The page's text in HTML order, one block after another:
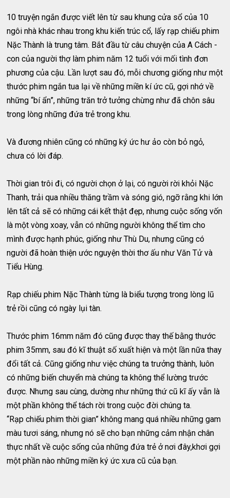
10 truyện ngắn được viết lên từ sau khung cửa sổ của 10
ngôi nhà khác nhau trong khu kiến trúc cổ, lấy rạp chiếu phim
Nặc Thành là trung tâm. Bắt đầu từ câu chuyện của A Cách -
con của người thợ làm phim năm 12 tuổi với mối tình đơn
phương của cậu. Lần lượt sau đó, mỗi chương giống như một
thước phim ngắn tua lại về những miền kí ức cũ, gợi nhớ về
những “bí ẩn”, những trăn trở tưởng chừng như đã chôn sâu
trong lòng những đứa trẻ trong khu.
Và đương nhiên cũng có những ký ức hư ảo còn bỏ ngỏ,
chưa có lời đáp.
Thời gian trôi đi, có người chọn ở lại, có người rời khỏi Nặc
Thanh, trải qua nhiều thăng trầm và sóng gió, ngỡ rằng khi lớn
lên tất cả sẽ có những cái kết thật đẹp, nhưng cuộc sống vốn
là một vòng xoay, vẫn có những người không thể tìm cho
mình được hạnh phúc, giống như Thù Du, nhưng cũng có
người đã hoàn thiện ước nguyện thời thơ ấu như Văn Tử và
Tiểu Hùng.
Rạp chiếu phim Nặc Thành từng là biểu tượng trong lòng lũ
trẻ rồi cũng có ngày lụi tàn.
Thước phim 16mm năm đó cũng được thay thế bằng thước
phim 35mm, sau đó kĩ thuật số xuất hiện và một lần nữa thay
đổi tất cả. Cũng giống như việc chúng ta trưởng thành, luôn
có những biến chuyển mà chúng ta không thể lường trước
được. Nhưng sau cùng, dường như những thứ cũ kĩ ấy vẫn là
một phần không thể tách rời trong cuộc đời chúng ta.
“Rạp chiếu phim thời gian” không mang quá nhiều những gam
màu tươi sáng, nhưng nó sẽ cho bạn những cảm nhận chân
thực nhất về cuộc sống của những đứa trẻ ở nơi đây,khơi gợi
một phần nào những miền ký ức xưa cũ của bạn.